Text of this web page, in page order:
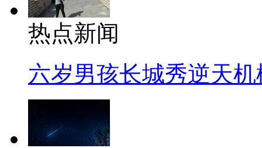
热点新闻
六岁男孩长城秀逆天机